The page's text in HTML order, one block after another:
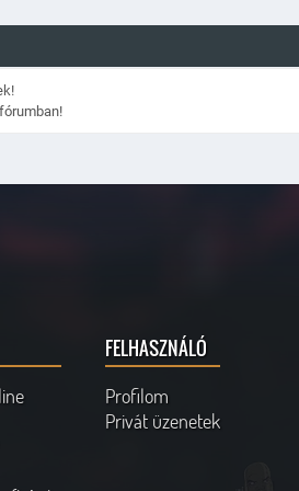
fórumban!
FELHASZNÁLÓ
Profilom
Privát üzenetek